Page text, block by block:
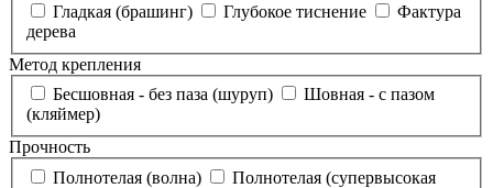
Гладкая (брашинг)
Глубокое тиснение
Фактура
дерева
Метод крепления
Бесшовная - без паза (шуруп)
Шовная - с пазом
(кляймер)
Прочность
Полнотелая (волна)
Полнотелая (супервысокая